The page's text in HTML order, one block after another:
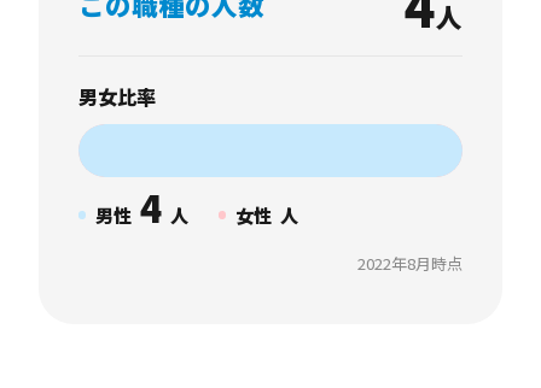
人
男女比率
男性 4 人 女性 人
2022年8月時点